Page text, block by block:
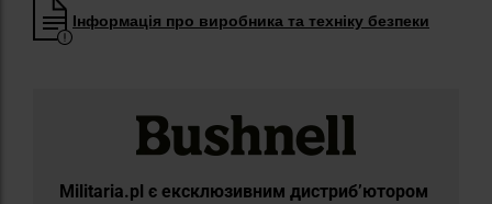
Інформація про виробника та техніку безпеки
Militaria.pl є ексклюзивним дистриб’ютором